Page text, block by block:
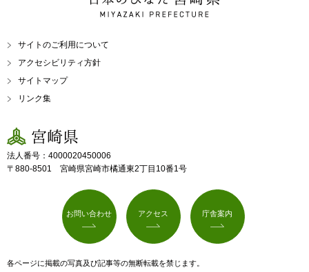
MIYAZAKI PREFECTURE
サイトのご利用について
アクセシビリティ方針
サイトマップ
リンク集
宮崎県
法人番号：4000020450006
〒880-8501 宮崎県宮崎市橘通東2丁目10番1号
お問い合わせ アクセス 庁舎案内
各ページに掲載の写真及び記事等の無断転載を禁じます。